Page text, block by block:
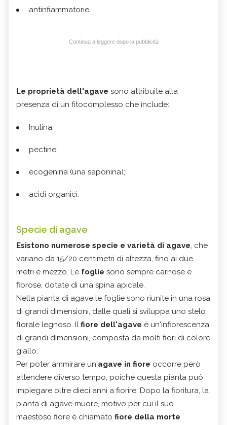
antinfiammatorie.
Continua a leggere dopo la pubblicità
Le proprietà dell'agave sono attribuite alla
presenza di un fitocomplesso che include:
Inulina;
pectine;
ecogenina (una saponina);
acidi organici.
Specie di agave
Esistono numerose specie e varietà di agave, che
variano da 15/20 centimetri di altezza, fino ai due
metri e mezzo. Le foglie sono sempre carnose e
fibrose, dotate di una spina apicale.
Nella pianta di agave le foglie sono riunite in una rosa
di grandi dimensioni, dalle quali si sviluppa uno stelo
florale legnoso. Il fiore dell'agave è un'infiorescenza
di grandi dimensioni, composta da molti fiori di colore
giallo.
Per poter ammirare un'agave in fiore occorre però
attendere diverso tempo, poiché questa pianta può
impiegare oltre dieci anni a fiorire. Dopo la fioritura, la
pianta di agave muore, motivo per cui il suo
maestoso fiore è chiamato fiore della morte.